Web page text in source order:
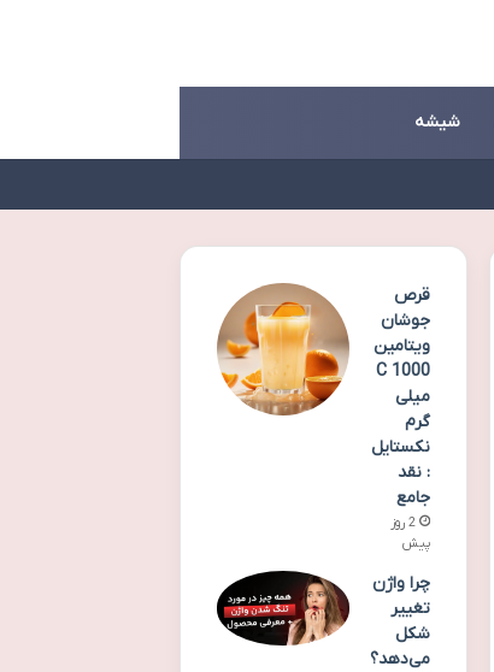
شیشه
قرص
جوشان
ویتامین
C 1000
میلی
گرم
نکستایل
: نقد
جامع
2 روز
پیش
چرا واژن
تغییر
شکل
می‌دهد؟